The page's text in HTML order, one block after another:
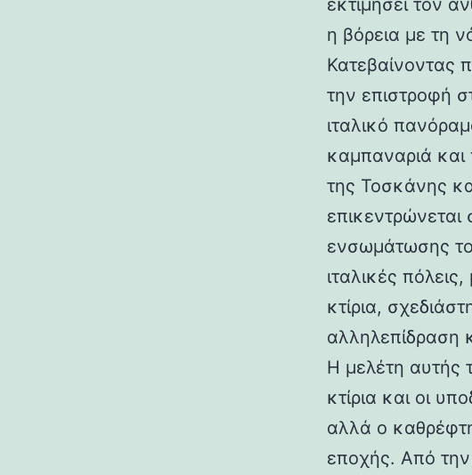
εκτιμήσει τον
η βόρεια με τη
Κατεβαίνοντας
την επιστροφή
ιταλικό
καμπαναριά
της Τοσκάνης
επικεντρώνεται
ενσωμάτωσης
ιταλικές
κτίρια,
αλληλεπίδραση
Η μελέτη αυτής
κτίρια και οι
αλλά ο
εποχής. Από την